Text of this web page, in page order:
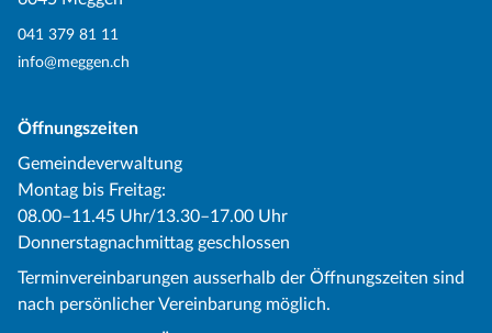
041 379 81 11
info@meggen.ch
Öffnungszeiten
Gemeindeverwaltung
Montag bis Freitag:
08.00–11.45 Uhr/13.30–17.00 Uhr
Donnerstagnachmittag geschlossen
Terminvereinbarungen ausserhalb der Öffnungszeiten sind
nach persönlicher Vereinbarung möglich.